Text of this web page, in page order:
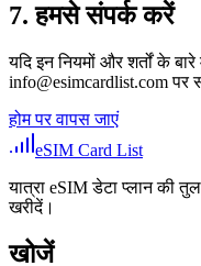
7. हमसे संपर्क करें
यदि इन नियमों और शर्तों के
info@esimcardlist.comपर
होम पर वापस जाएं
eSIM Card List
यात्रा eSIM डेटा प्लान की
खरीदें।
खोजें